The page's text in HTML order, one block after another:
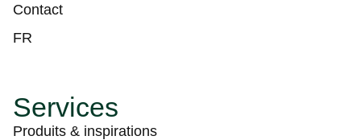
Contact
FR
Services
Produits & inspirations